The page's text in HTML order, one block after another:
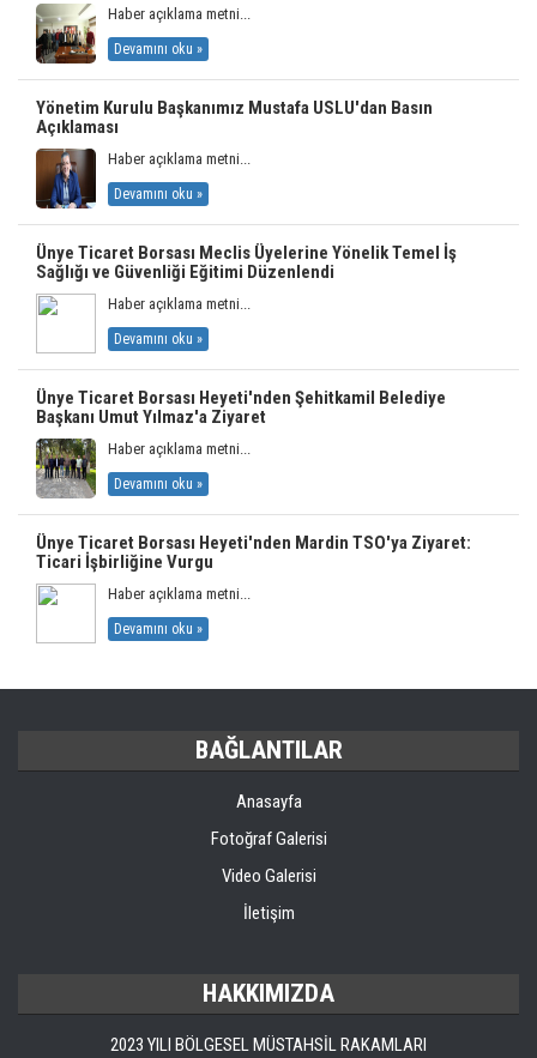
Haber açıklama metni...
Devamını oku »
Yönetim Kurulu Başkanımız Mustafa USLU'dan Basın
Açıklaması
Haber açıklama metni...
Devamını oku »
Ünye Ticaret Borsası Meclis Üyelerine Yönelik Temel İş
Sağlığı ve Güvenliği Eğitimi Düzenlendi
Haber açıklama metni...
Devamını oku »
Ünye Ticaret Borsası Heyeti'nden Şehitkamil Belediye
Başkanı Umut Yılmaz'a Ziyaret
Haber açıklama metni...
Devamını oku »
Ünye Ticaret Borsası Heyeti'nden Mardin TSO'ya Ziyaret:
Ticari İşbirliğine Vurgu
Haber açıklama metni...
Devamını oku »
BAĞLANTILAR
Anasayfa
Fotoğraf Galerisi
Video Galerisi
İletişim
HAKKIMIZDA
2023 YILI BÖLGESEL MÜSTAHSİL RAKAMLARI